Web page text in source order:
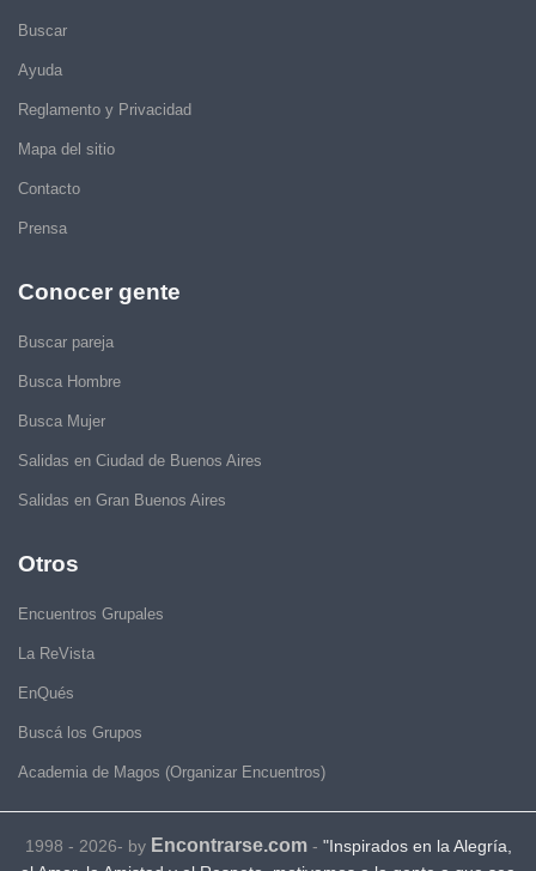
Buscar
Ayuda
Reglamento y Privacidad
Mapa del sitio
Contacto
Prensa
Conocer gente
Buscar pareja
Busca Hombre
Busca Mujer
Salidas en Ciudad de Buenos Aires
Salidas en Gran Buenos Aires
Otros
Encuentros Grupales
La ReVista
EnQués
Buscá los Grupos
Academia de Magos (Organizar Encuentros)
1998 - 2026- by Encontrarse.com- "Inspirados en la Alegría,